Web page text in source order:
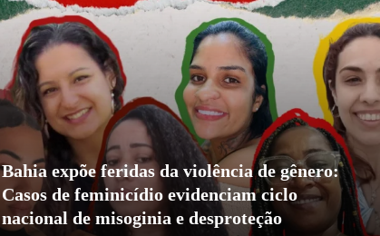
Bahia expõe feridas da violência de gênero:
Casos de feminicídio evidenciam ciclo
nacional de misoginia e desproteção